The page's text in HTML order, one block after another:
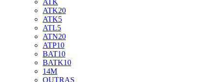
ATK20
ATK5
ATL5
ATN20
ATP10
BAT10
BATK10
14M
OUTRAS